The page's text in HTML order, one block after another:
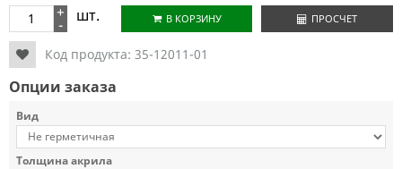
+
- шт. В КОРЗИНУ ПРОСЧЕТ
Код продукта: 35-12011-01
Опции заказа
Вид
Толщина акрила